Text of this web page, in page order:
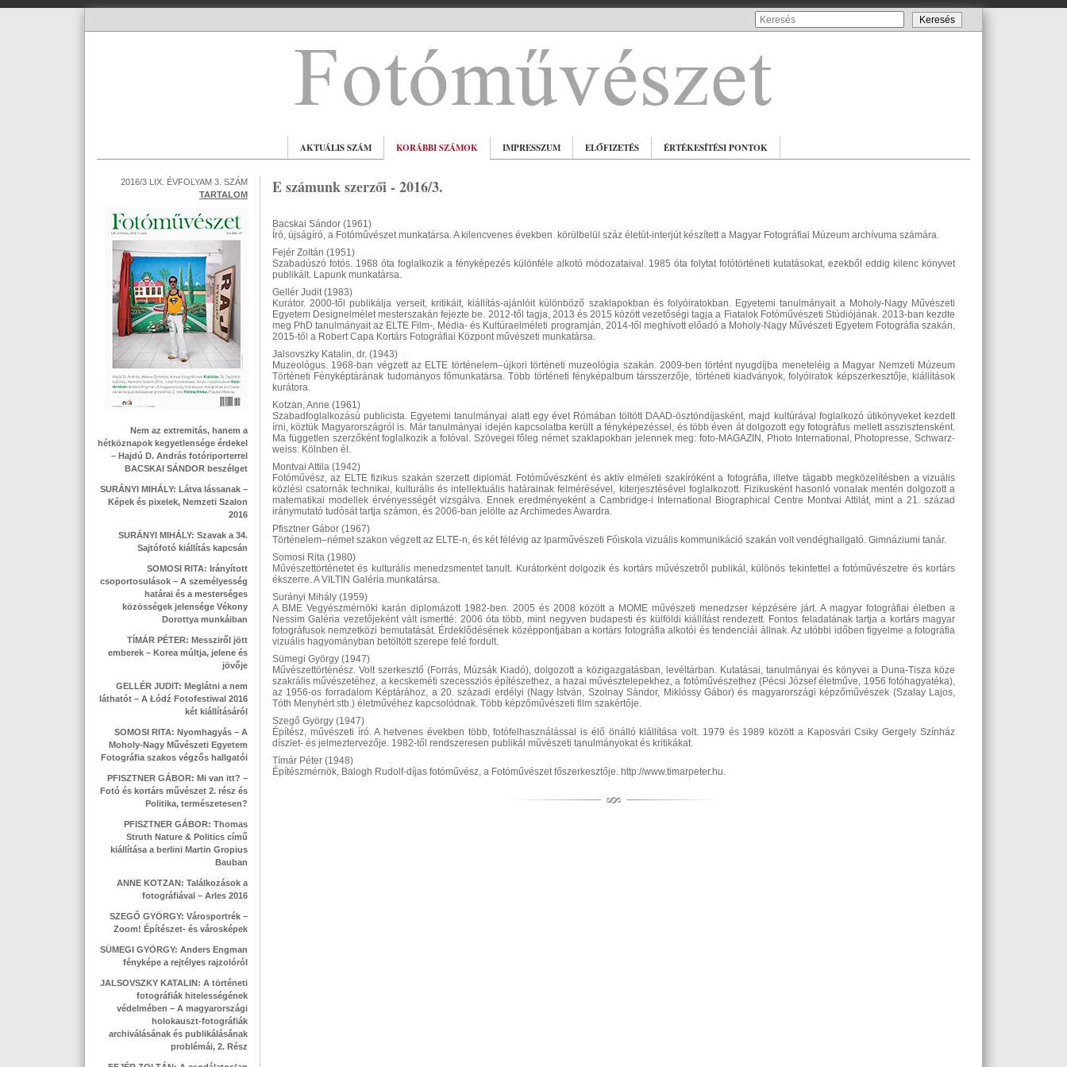
AKTUÁLIS SZÁM KORÁBBI SZÁMOK IMPRESSZUM ELŐFIZETÉS ÉRTÉKESÍTÉSI PONTOK
2016/3 LIX. ÉVFOLYAM 3. SZÁM
TARTALOM
Nem az extremitás, hanem a
hétköznapok kegyetlensége érdekel
– Hajdú D. András fotóriporterrel
BACSKAI SÁNDOR beszélget
SURÁNYI MIHÁLY: Látva lássanak –
Képek és pixelek, Nemzeti Szalon
2016
SURÁNYI MIHÁLY: Szavak a 34.
Sajtófotó kiállítás kapcsán
SOMOSI RITA: Irányított
csoportosulások – A személyesség
határai és a mesterséges
közösségek jelensége Vékony
Dorottya munkáiban
TÍMÁR PÉTER: Messziről jött
emberek – Korea múltja, jelene és
jövője
GELLÉR JUDIT: Meglátni a nem
láthatót – A Łódź Fotofestiwal 2016
két kiállításáról
SOMOSI RITA: Nyomhagyás – A
Moholy-Nagy Művészeti Egyetem
Fotográfia szakos végzős hallgatói
PFISZTNER GÁBOR: Mi van itt? –
Fotó és kortárs művészet 2. rész és
Politika, természetesen?
PFISZTNER GÁBOR: Thomas
Struth Nature & Politics című
kiállítása a berlini Martin Gropius
Bauban
ANNE KOTZAN: Találkozások a
fotográfiával – Arles 2016
SZEGŐ GYÖRGY: Városportrék –
Zoom! Építészet- és városképek
SÜMEGI GYÖRGY: Anders Engman
fényképe a rejtélyes rajzolóról
JALSOVSZKY KATALIN: A történeti
fotográfiák hitelességének
védelmében – A magyarországi
holokauszt-fotográfiák
archiválásának és publikálásának
problémái, 2. Rész
E számunk szerzői - 2016/3.
Bacskai Sándor (1961)
Író, újságíró, a Fotóművészet munkatársa. A kilencvenes években körülbelül száz életút-interjút készített a Magyar Fotográfiai Múzeum archívuma számára.
Fejér Zoltán (1951)
Szabadúszó fotós. 1968 óta foglalkozik a fényképezés különféle alkotó módozataival. 1985 óta folytat fotótörténeti kutatásokat, ezekből eddig kilenc könyvet
publikált. Lapunk munkatársa.
Gellér Judit (1983)
Kurátor. 2000-től publikálja verseit, kritikáit, kiállítás-ajánlóit különböző szaklapokban és folyóiratokban. Egyetemi tanulmányait a Moholy-Nagy Művészeti
Egyetem Designelmélet mesterszakán fejezte be. 2012-től tagja, 2013 és 2015 között vezetőségi tagja a Fiatalok Fotóművészeti Stúdiójának. 2013-ban kezdte
meg PhD tanulmányait az ELTE Film-, Média- és Kultúraelméleti programján, 2014-től meghívott előadó a Moholy-Nagy Művészeti Egyetem Fotográfia szakán,
2015-től a Robert Capa Kortárs Fotográfiai Központ művészeti munkatársa.
Jalsovszky Katalin, dr. (1943)
Muzeológus. 1968-ban végzett az ELTE történelem–újkori történeti muzeológia szakán. 2009-ben történt nyugdíjba meneteléig a Magyar Nemzeti Múzeum
Történeti Fényképtárának tudományos főmunkatársa. Több történeti fényképalbum társszerzője, történeti kiadványok, folyóiratok képszerkesztője, kiállítások
kurátora.
Kotzan, Anne (1961)
Szabadfoglalkozású publicista. Egyetemi tanulmányai alatt egy évet Rómában töltött DAAD-ösztöndíjasként, majd kultúrával foglalkozó útikönyveket kezdett
írni, köztük Magyarországról is. Már tanulmányai idején kapcsolatba került a fényképezéssel, és több éven át dolgozott egy fotográfus mellett asszisztensként.
Ma független szerzőként foglalkozik a fotóval. Szövegei főleg német szaklapokban jelennek meg: foto-MAGAZIN, Photo International, Photopresse, Schwarz-
weiss. Kölnben él.
Montvai Attila (1942)
Fotóművész, az ELTE fizikus szakán szerzett diplomát. Fotóművészként és aktív elméleti szakíróként a fotográfia, illetve tágabb megközelítésben a vizuális
közlési csatornák technikai, kulturális és intellektuális határainak felmérésével, kiterjesztésével foglalkozott. Fizikusként hasonló vonalak mentén dolgozott a
matematikai modellek érvényességét vizsgálva. Ennek eredményeként a Cambridge-i International Biographical Centre Montvai Attilát, mint a 21. század
iránymutató tudósát tartja számon, és 2006-ban jelölte az Archimedes Awardra.
Pfisztner Gábor (1967)
Történelem–német szakon végzett az ELTE-n, és két félévig az Iparművészeti Főiskola vizuális kommunikáció szakán volt vendéghallgató. Gimnáziumi tanár.
Somosi Rita (1980)
Művészettörténetet és kulturális menedzsmentet tanult. Kurátorként dolgozik és kortárs művészetről publikál, különös tekintettel a fotóművészetre és kortárs
ékszerre. A VILTIN Galéria munkatársa.
Surányi Mihály (1959)
A BME Vegyészmérnöki karán diplomázott 1982-ben. 2005 és 2008 között a MOME művészeti menedzser képzésére járt. A magyar fotográfiai életben a
Nessim Galéria vezetőjeként vált ismertté: 2006 óta több, mint negyven budapesti és külföldi kiállítást rendezett. Fontos feladatának tartja a kortárs magyar
fotográfusok nemzetközi bemutatását. Érdeklődésének középpontjában a kortárs fotográfia alkotói és tendenciái állnak. Az utóbbi időben figyelme a fotográfia
vizuális hagyományban betöltött szerepe felé fordult.
Sümegi György (1947)
Művészettörténész. Volt szerkesztő (Forrás, Múzsák Kiadó), dolgozott a közigazgatásban, levéltárban. Kutatásai, tanulmányai és könyvei a Duna-Tisza köze
szakrális művészetéhez, a kecskeméti szecessziós építészethez, a hazai művésztelepekhez, a fotóművészethez (Pécsi József életműve, 1956 fotóhagyatéka),
az 1956-os forradalom Képtárához, a 20. századi erdélyi (Nagy István, Szolnay Sándor, Miklóssy Gábor) és magyarországi képzőművészek (Szalay Lajos,
Tóth Menyhért stb.) életművéhez kapcsolódnak. Több képzőművészeti film szakértője.
Szegő György (1947)
Építész, művészeti író. A hetvenes években több, fotófelhasználással is élő önálló kiállítása volt. 1979 és 1989 között a Kaposvári Csiky Gergely Színház
díszlet- és jelmeztervezője. 1982-től rendszeresen publikál művészeti tanulmányokat és kritikákat.
Tímár Péter (1948)
Építészmérnök, Balogh Rudolf-díjas fotóművész, a Fotóművészet főszerkesztője. http://www.timarpeter.hu.